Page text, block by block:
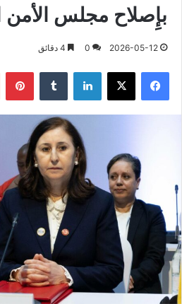
بإِصلاح مجلس الأمن
2026-05-12
0
فيسبوك X لينكدإن